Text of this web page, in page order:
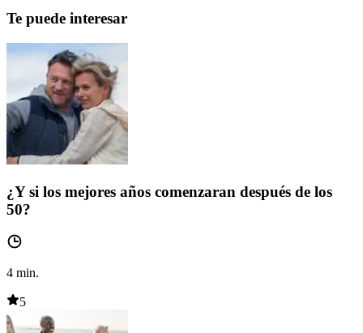
Te puede interesar
¿Y si los mejores años comenzaran después de los
50?
4 min.
5